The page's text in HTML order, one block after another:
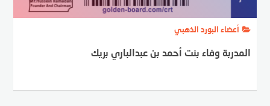
أعضاء البورد الذهبي
المدربة وفاء بنت أحمد بن عبدالباري بريك